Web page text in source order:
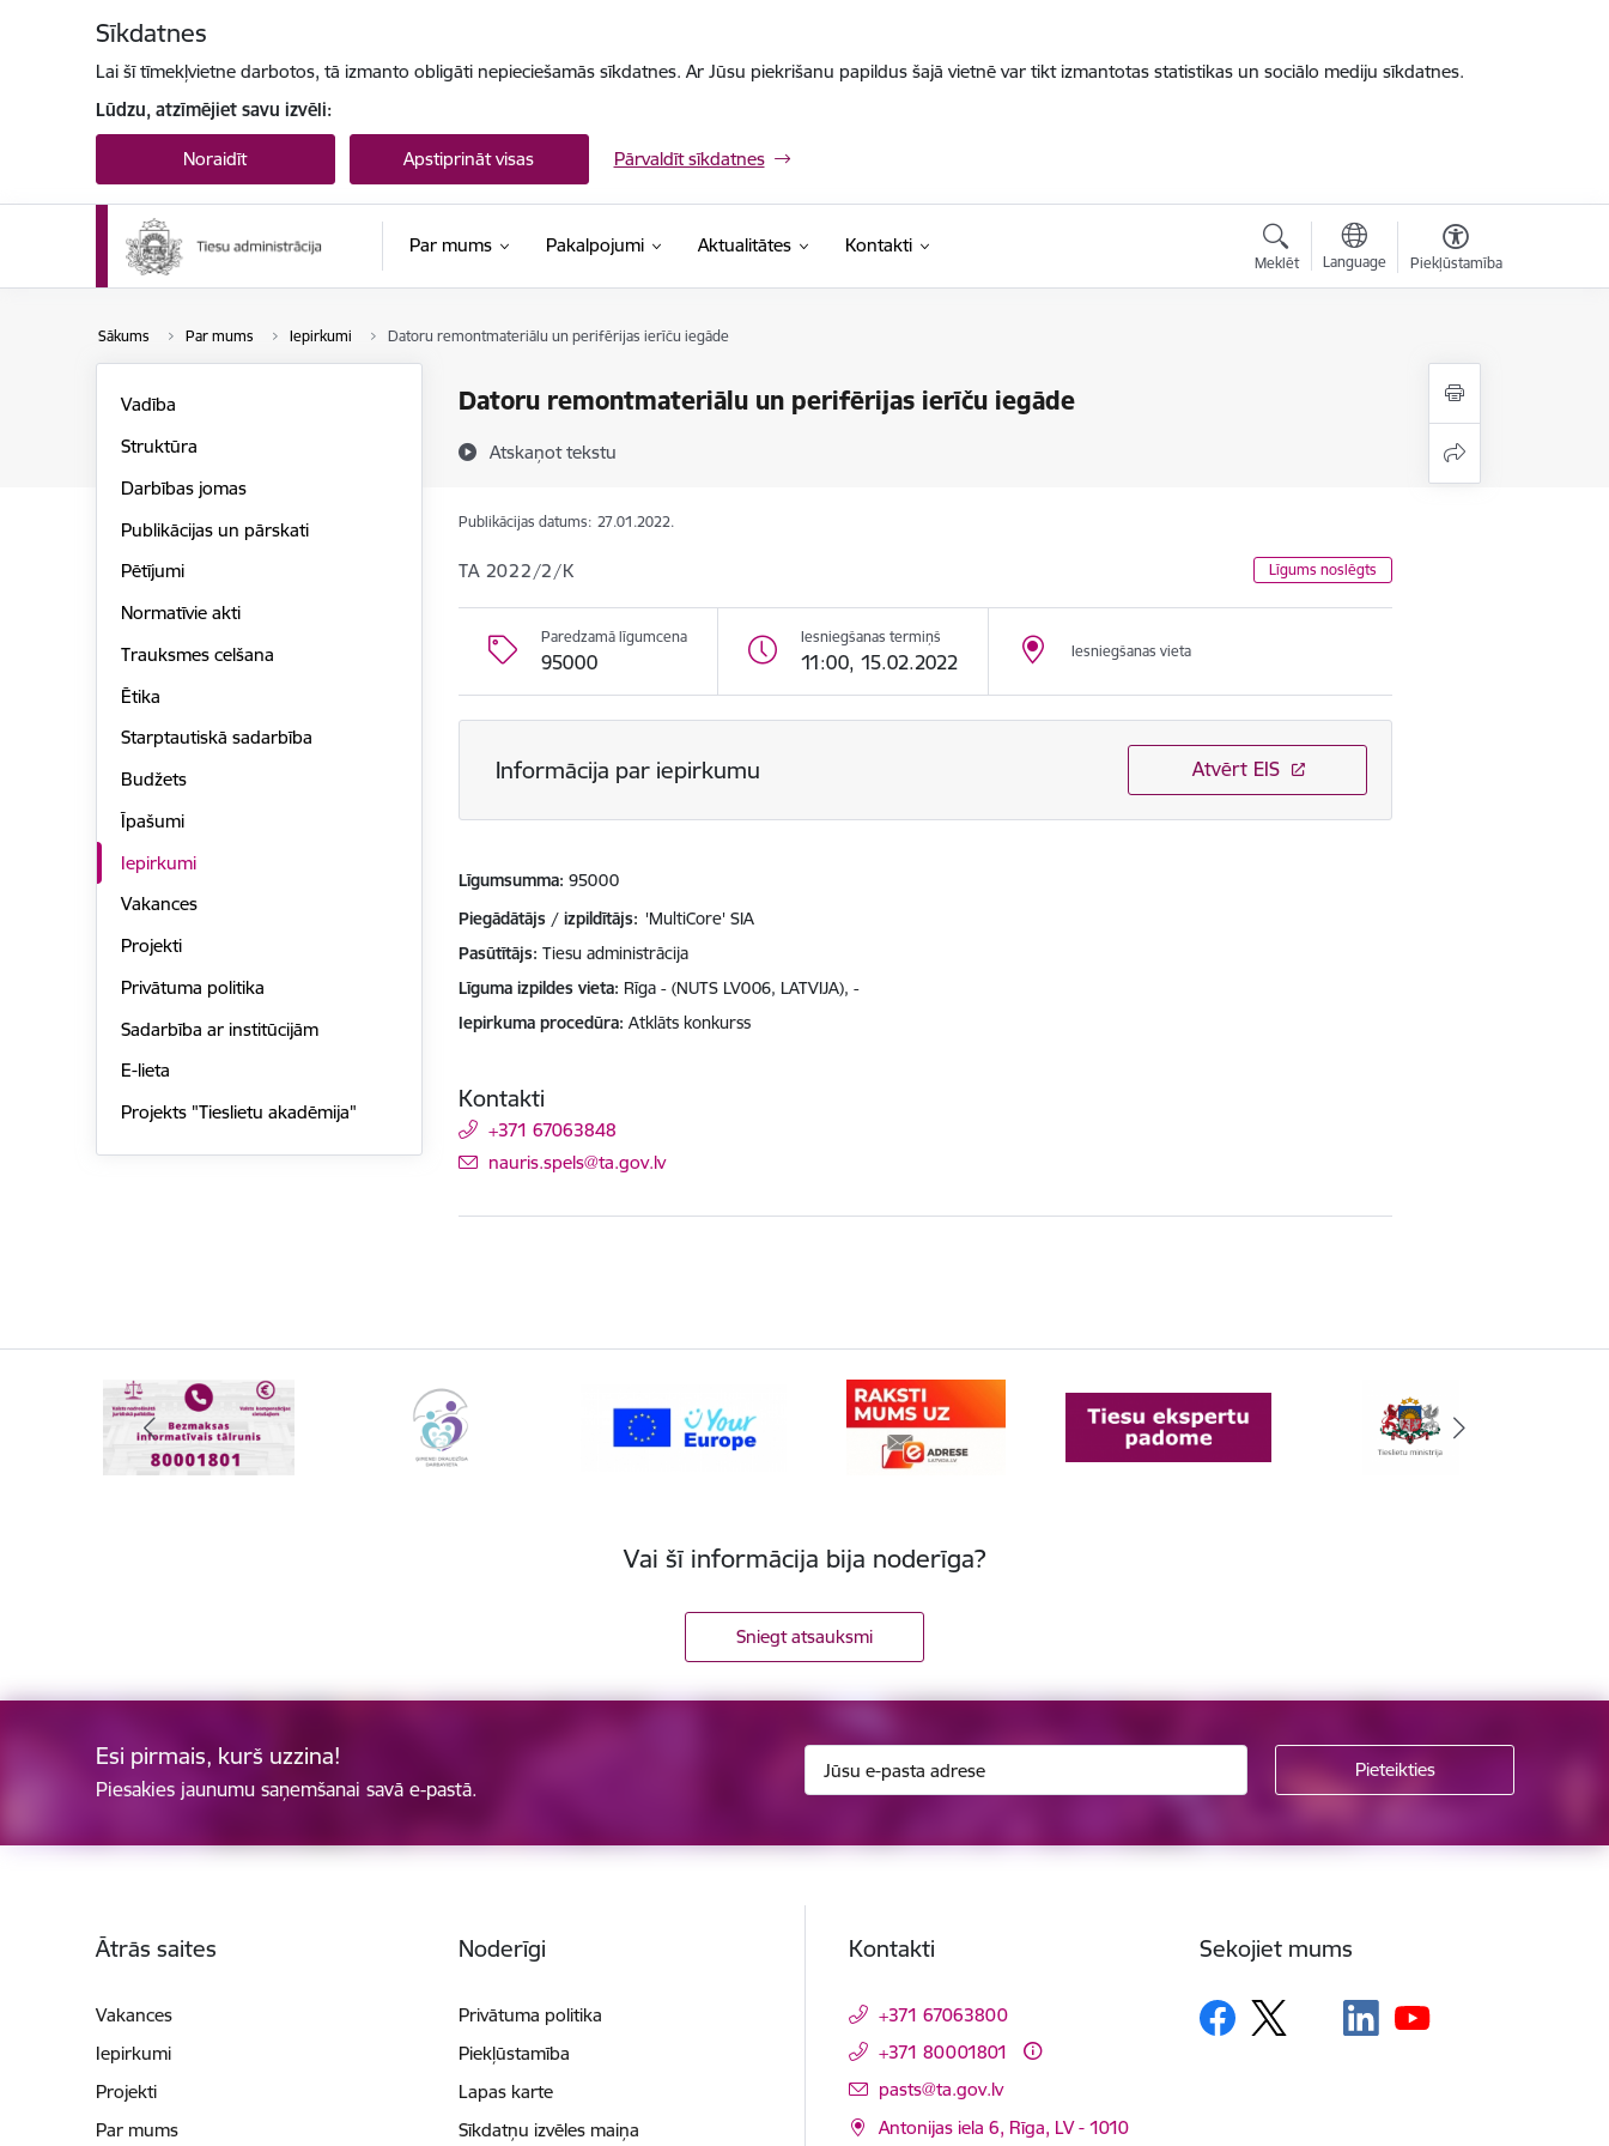
Sīkdatnes
Lai šī tīmekļvietne darbotos, tā izmanto obligāti nepieciešamās sīkdatnes. Ar Jūsu piekrišanu papildus šajā vietnē var tikt izmantotas statistikas un sociālo mediju sīkdatnes.
Lūdzu, atzīmējiet savu izvēli:
Noraidīt Apstiprināt visas Pārvaldīt sīkdatnes
Par mums Pakalpojumi Aktualitātes Kontakti
Meklēt Language Piekļūstamība
Sākums Par mums Iepirkumi Datoru remontmateriālu un perifērijas ierīču iegāde
Datoru remontmateriālu un perifērijas ierīču iegāde
Atskaņot tekstu
Vadība
Struktūra
Darbības jomas
Publikācijas un pārskati
Pētījumi
Normatīvie akti
Trauksmes celšana
Ētika
Starptautiskā sadarbība
Budžets
Īpašumi
Iepirkumi
Vakances
Projekti
Privātuma politika
Sadarbība ar institūcijām
E-lieta
Projekts "Tieslietu akadēmija"
Publikācijas datums: 27.01.2022.
TA 2022/2/K Līgums noslēgts
Paredzamā līgumcena
95000
Iesniegšanas termiņš
11:00, 15.02.2022 Iesniegšanas vieta
Informācija par iepirkumu Atvērt EIS
Līgumsumma 95000
Piegādātājs / izpildītājs: 'MultiCore' SIA
Pasūtītājs Tiesu administrācija
Līguma izpildes vieta Rīga - (NUTS LV006, LATVIJA), -
Iepirkuma procedūra Atklāts konkurss
Kontakti
+371 67063848
E-pasts:
nauris.spels@ta.gov.lv
Vai šī informācija bija noderīga?
Sniegt atsauksmi
Esi pirmais, kurš uzzina!
Piesakies jaunumu saņemšanai savā e-pastā.
Ātrās saites
Vakances
Iepirkumi
Projekti
Par mums
Noderīgi
Privātuma politika
Piekļūstamība
Lapas karte
Sīkdatņu izvēles maiņa
Kontakti
+371 67063800
+371 80001801
E-pasts:
pasts@ta.gov.lv
Antonijas iela 6, Rīga, LV - 1010
Sekojiet mums